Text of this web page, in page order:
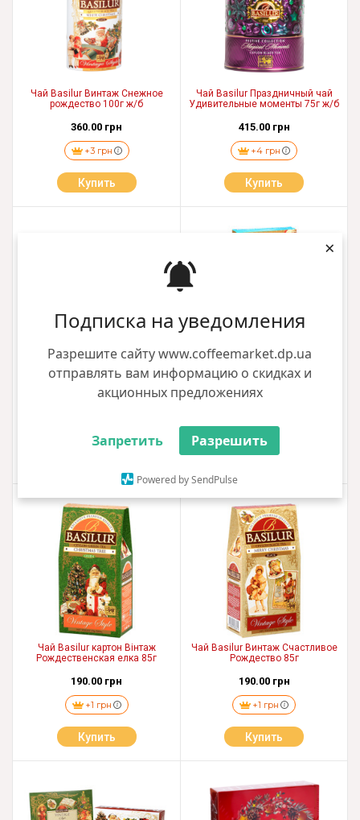
Подписка на уведомления
Разрешите сайту www.coffeemarket.dp.ua
отправлять вам информацию о скидках и
акционных предложениях
Запретить Разрешить
Powered by SendPulse
×
Чай Basilur Винтаж Снежное
рождество 100г ж/б
360.00 грн
+3 грн
Купить
Чай Basilur Праздничный чай
Удивительные моменты 75г ж/б
415.00 грн
+4 грн
Купить
Чай Basilur Подарункова
Морозний ранок 85г з/б
Чай Basilur картон Винтаж
Зимние каникулы 85г
+1 грн
Купить
Чай Basilur картон Вінтаж
Рождественская елка 85г
190.00 грн
+1 грн
Купить
Чай Basilur Винтаж Счастливое
Рождество 85г
190.00 грн
+1 грн
Купить